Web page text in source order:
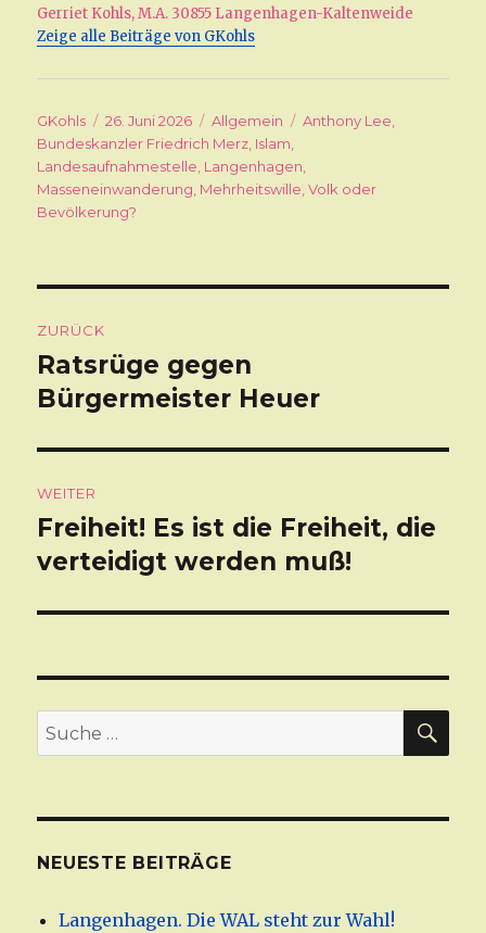
Gerriet Kohls, M.A. 30855 Langenhagen-Kaltenweide
Zeige alle Beiträge von GKohls
Autor
GKohls
Veröffentlicht
am
26. Juni 2026 Kategorien
Allgemein Schlagwörter
Anthony Lee,
Bundeskanzler Friedrich Merz, Islam,
Landesaufnahmestelle, Langenhagen,
Masseneinwanderung, Mehrheitswille,Volk oder
Bevölkerung?
ZURÜCK
Vorheriger
Beitrag:
Ratsrüge gegen
Bürgermeister Heuer
WEITER
Nächster
Beitrag:
Freiheit! Es ist die Freiheit, die
verteidigt werden muß!
Suche
nach:
NEUESTE BEITRÄGE
Langenhagen. Die WAL steht zur Wahl!